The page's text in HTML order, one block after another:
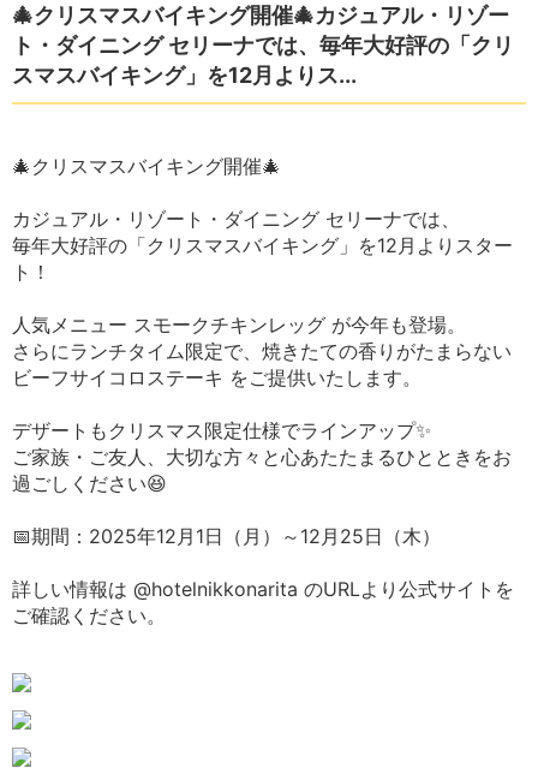
🎄クリスマスバイキング開催🎄カジュアル・リゾー
ト・ダイニング セリーナでは、毎年大好評の「クリ
スマスバイキング」を12月よりス...
🎄クリスマスバイキング開催🎄
カジュアル・リゾート・ダイニング セリーナでは、
毎年大好評の「クリスマスバイキング」を12月よりスター
ト！
人気メニュー スモークチキンレッグ が今年も登場。
さらにランチタイム限定で、焼きたての香りがたまらない
ビーフサイコロステーキ をご提供いたします。
デザートもクリスマス限定仕様でラインアップ✨
ご家族・ご友人、大切な方々と心あたたまるひとときをお
過ごしください😆
📅期間：2025年12月1日（月）～12月25日（木）
詳しい情報は @hotelnikkonarita のURLより公式サイトを
ご確認ください。